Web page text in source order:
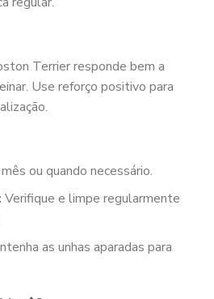
Terrier responde bem a
Use reforço positivo para
ou quando necessário.
Verifique e limpe regularmente
as unhas aparadas para